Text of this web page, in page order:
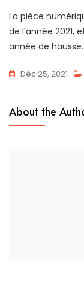
La pièce
de l’année
année de hausse.
Déc 25, 2021
About the